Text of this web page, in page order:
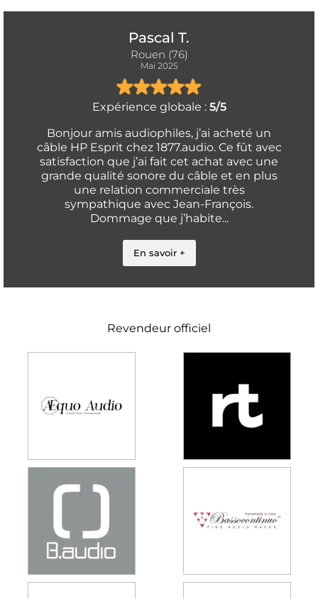
Pascal T.
Rouen (76)
Mai 2025
Expérience globale : 5/5
Bonjour amis audiophiles, j’ai acheté un
câble HP Esprit chez 1877.audio. Ce fût avec
satisfaction que j’ai fait cet achat avec une
grande qualité sonore du câble et en plus
une relation commerciale très
sympathique avec Jean-François.
Dommage que j’habite...
En savoir +
Revendeur officiel